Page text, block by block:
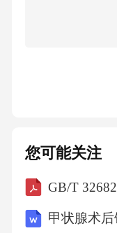
意外事件，未
甲方处理相关
友好协商解决；
向有管辖权的
款1.本协议自双
您可能关注
甲状腺术